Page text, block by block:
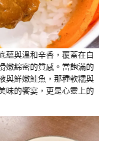
蘊與溫和辛香，覆蓋在白
嫩綿密的質感。當飽滿的
與鮮嫩鮭魚，那種軟糯與
味的饗宴，更是心靈上的